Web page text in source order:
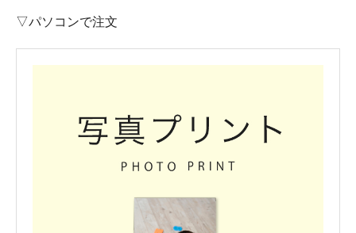
▽パソコンで注文